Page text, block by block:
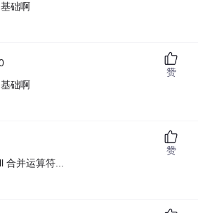
础啊
础啊
赞
合并运算符...
赞